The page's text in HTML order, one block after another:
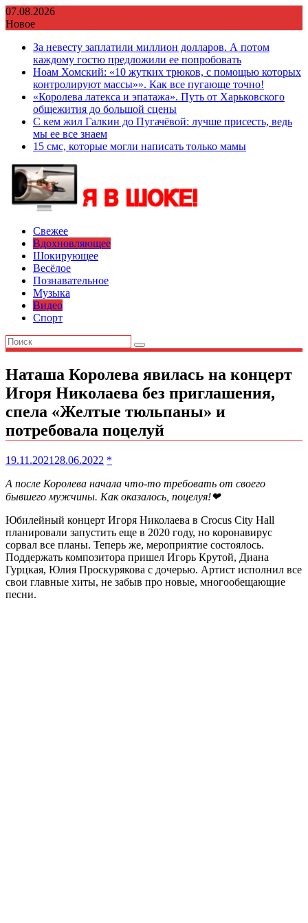
Перейти
к
07.08.2026
Новое
За невесту заплатили миллион долларов. А потом
каждому гостю предложили ее попробовать
Ноам Хомский: «10 жутких трюков, с помощью которых
контролируют массы»». Как все пугающе точно!
«Королева латекса и эпатажа». Путь от Харьковского
общежития до большой сцены
С кем жил Галкин до Пугачёвой: лучше присесть, ведь
мы ее все знаем
15 смс, которые могли написать только мамы
Свежее
Вдохновляющее
Шокирующее
Весёлое
Познавательное
Музыка
Видео
Спорт
Наташа Королева явилась на концерт
Игоря Николаева без приглашения,
спела «Желтые тюльпаны» и
потребовала поцелуй
19.11.2021 28.06.2022 *
А после Королева начала что-то требовать от своего
бывшего мужчины. Как оказалось, поцелуя!❤
Юбилейный концерт Игоря Николаева в Crocus City Hall
планировали запустить еще в 2020 году, но коронавирус
сорвал все планы. Теперь же, мероприятие состоялось.
Поддержать композитора пришел Игорь Крутой, Диана
Гурцкая, Юлия Проскурякова с дочерью. Артист исполнил все
свои главные хиты, не забыв про новые, многообещающие
песни.